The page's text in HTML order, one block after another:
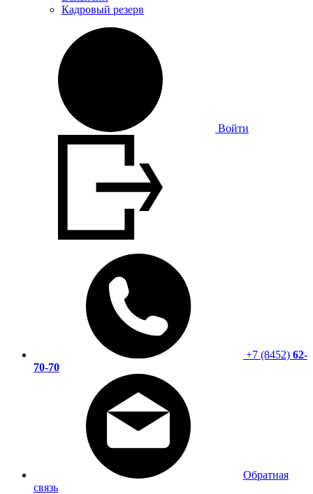
Кадровый резерв
Войти
+7 (8452) 62-
70-70
Обратная
связь